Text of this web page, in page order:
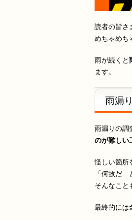
読者の皆さ
めちゃめち
雨が続くと
ます。
雨漏
雨漏りの調
のが難しい
怪しい箇所
「何故だ
そんなこと
最終的には